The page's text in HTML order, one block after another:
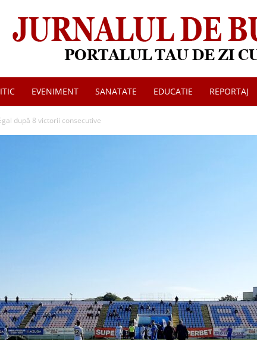
Jurnalul
EVENIMENT SANATATE EDUCATIE REPORTAJ
după 8 victorii consecutive